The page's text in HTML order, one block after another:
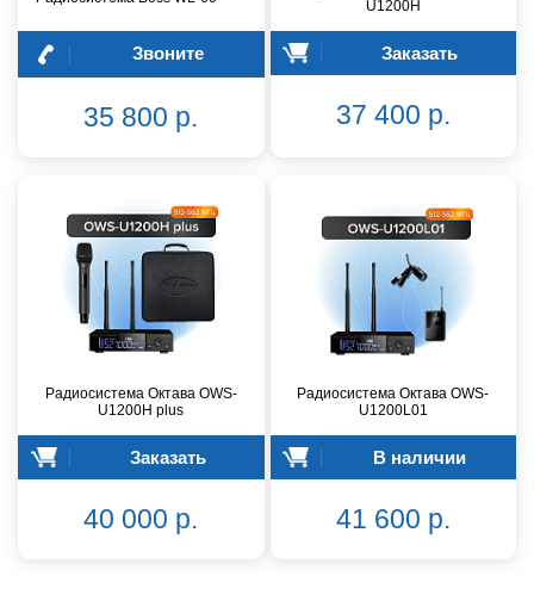
Звоните
35 800 р.
U1200H
Заказать
37 400 р.
Радиосистема Октава OWS-
U1200H plus
Заказать
40 000 р.
Радиосистема Октава OWS-
U1200L01
В наличии
41 600 р.